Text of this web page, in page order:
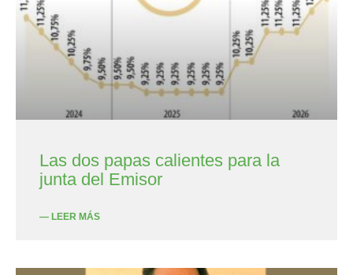
Las dos papas calientes para la
junta del Emisor
— LEER MÁS